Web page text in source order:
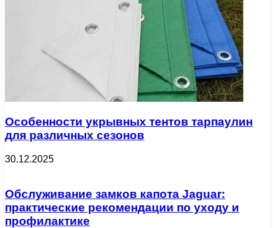
Особенности укрывных тентов тарпаулин
для различных сезонов
30.12.2025
Обслуживание замков капота Jaguar:
практические рекомендации по уходу и
профилактике